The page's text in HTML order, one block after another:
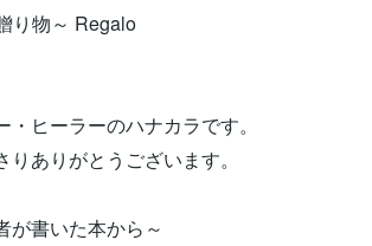
り物～ Regalo
ヒーラーのハナカラです。
ありがとうございます。
が書いた本から～